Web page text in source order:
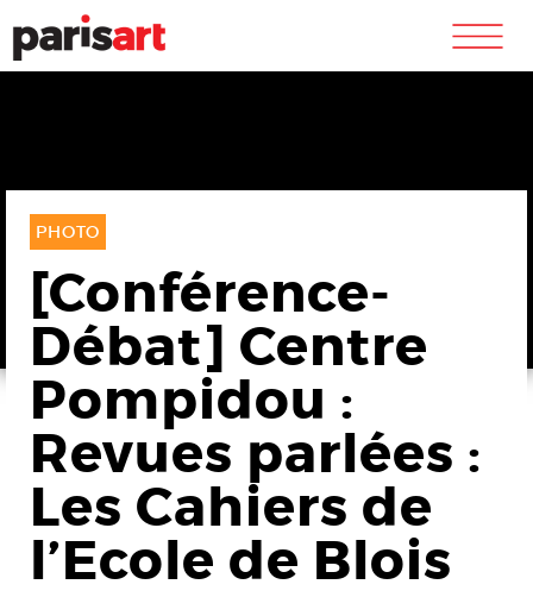
m
PHOTO
[Conférence-
Débat] Centre
Pompidou :
Revues parlées :
Les Cahiers de
l’Ecole de Blois